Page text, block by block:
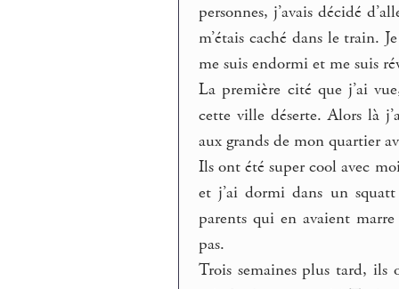
personnes, j’avais décidé
m’étais caché dans le train.
me suis endormi et me suis
La première cité que j’ai
cette ville déserte. Alors là
aux grands de mon quartier
Ils ont été super cool avec
et j’ai dormi dans un
parents qui en avaient
pas.
Trois semaines plus tard,